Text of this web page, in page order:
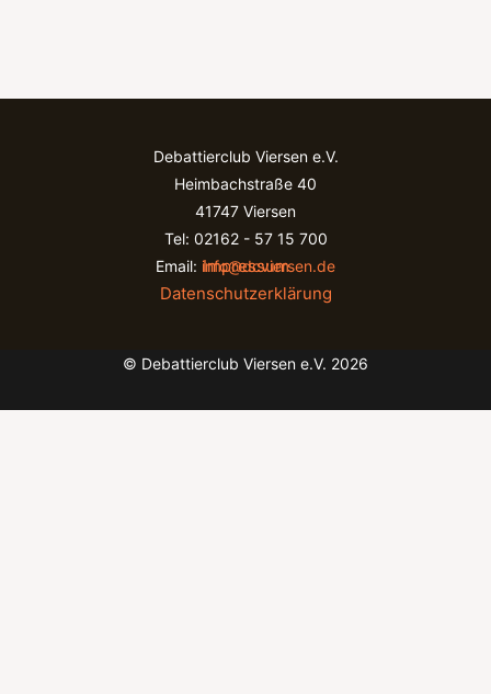
Debattierclub Viersen e.V.
Heimbachstraße 40
41747 Viersen
Tel: 02162 - 57 15 700
Email: info@dcviersen.de
Impressum
Datenschutzerklärung
© Debattierclub Viersen e.V. 2026